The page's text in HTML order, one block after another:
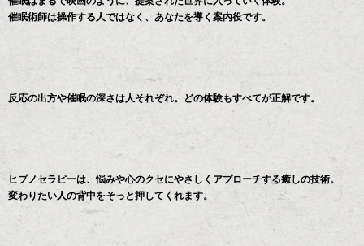
催眠術師は操作する人ではなく、あなたを導く案内役です。
反応の出方や催眠の深さは人それぞれ。どの体験もすべてが正解です。
ヒプノセラピーは、悩みや心のクセにやさしくアプローチする癒しの技術。
変わりたい人の背中をそっと押してくれます。